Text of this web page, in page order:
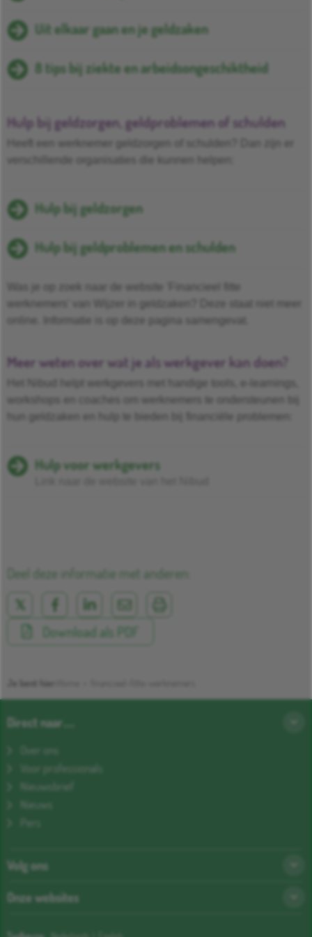
Uit elkaar gaan en je geldzaken
8 tips bij ziekte en arbeidsongeschiktheid
Hulp bij geldzorgen, geldproblemen of schulden
Heeft een werknemer geldzorgen of schulden? Dan zijn er
Hulp bij geldzorgen
Hulp bij geldproblemen en schulden
werknemers' van Wijzer in geldzaken? Deze staat niet meer
online. Informatie is op deze pagina samengevat.
Meer weten over wat je als werkgever kan doen?
Het Nibud helpt werkgevers met handige tools, e-learnings,
workshops en coaches om werknemers te ondersteunen bij
hun geldzaken en hulp te bieden bij financiële problemen:
Hulp voor werkgevers
Deel deze informatie met anderen:
Download als PDF
Je bent hier:
Direct naar…
Over ons
Voor professionals
Nieuwsbrief
Nieuws
Pers
Volg ons
Onze websites